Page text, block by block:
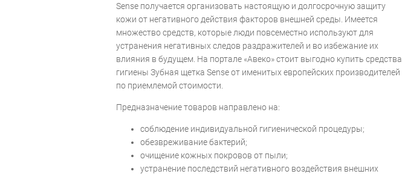
Sense получается организовать настоящую и долгосрочную защиту
кожи от негативного действия факторов внешней среды. Имеется
множество средств, которые люди повсеместно используют для
устранения негативных следов раздражителей и во избежание их
влияния в будущем. На портале «Авеко» стоит выгодно купить средства
гигиены Зубная щетка Sense от именитых европейских производителей
по приемлемой стоимости.
Предназначение товаров направлено на:
соблюдение индивидуальной гигиенической процедуры;
обезвреживание бактерий;
очищение кожных покровов от пыли;
устранение последствий негативного воздействия внешних